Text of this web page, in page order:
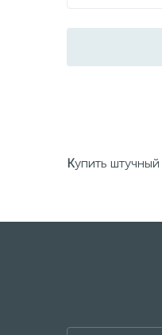
Купить штучный